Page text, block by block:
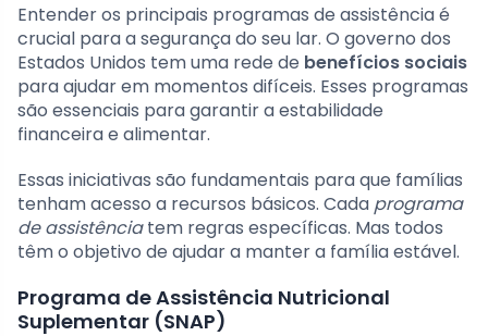
Entender os principais programas de assistência é
crucial para a segurança do seu lar. O governo dos
Estados Unidos tem uma rede de benefícios sociais
para ajudar em momentos difíceis. Esses programas
são essenciais para garantir a estabilidade
financeira e alimentar.
Essas iniciativas são fundamentais para que famílias
tenham acesso a recursos básicos. Cada programa
de assistênciatem regras específicas. Mas todos
têm o objetivo de ajudar a manter a família estável.
Programa de Assistência Nutricional
Suplementar (SNAP)